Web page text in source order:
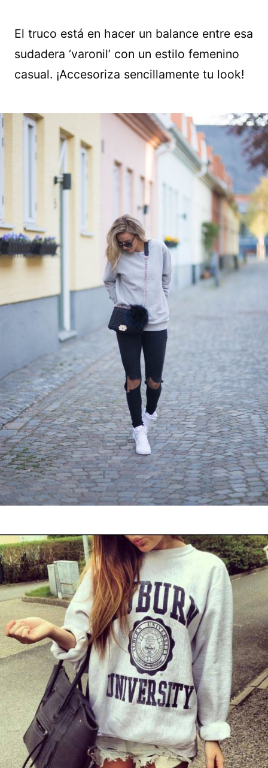
El truco está en hacer un balance entre esa
sudadera ‘varonil’ con un estilo femenino
casual. ¡Accesoriza sencillamente tu look!